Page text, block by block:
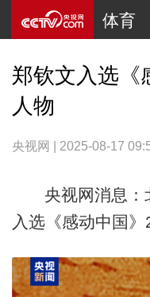
体育
郑钦文入选《
人物
央视网 | 2025-08-17
央视网消息
入选《感动中国》